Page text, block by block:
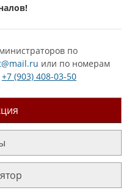
по
или по номерам
+7 (903) 408-03-50